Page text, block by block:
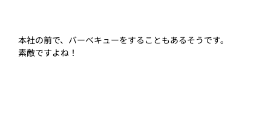
本社の前で、バーベキューをすることもあるそうです。
素敵ですよね！